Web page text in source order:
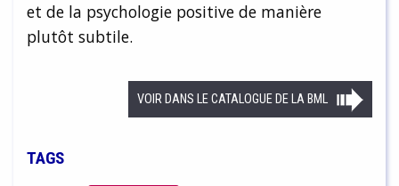
et de la psychologie positive de manière
plutôt subtile.
VOIR DANS LE CATALOGUE DE LA BML
TAGS